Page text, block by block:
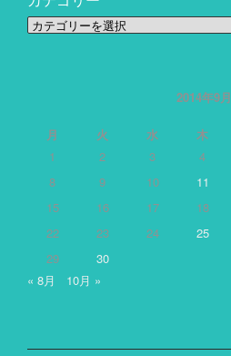
カ
2014年9月
月 火 水 木
1
2 3 4
8
9 10 11
15
16 17 18
22
23 24 25
29
30
« 8月
10月 »